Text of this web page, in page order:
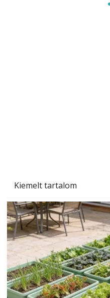
Kiemelt tartalom